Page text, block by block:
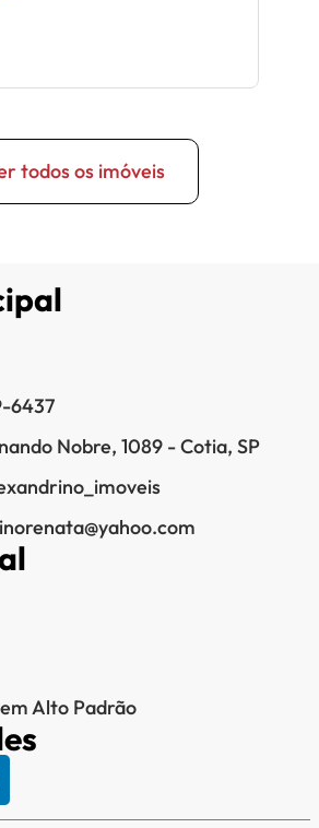
todos os imóveis
6437
Nobre, 1089 - Cotia, SP
Alto Padrão